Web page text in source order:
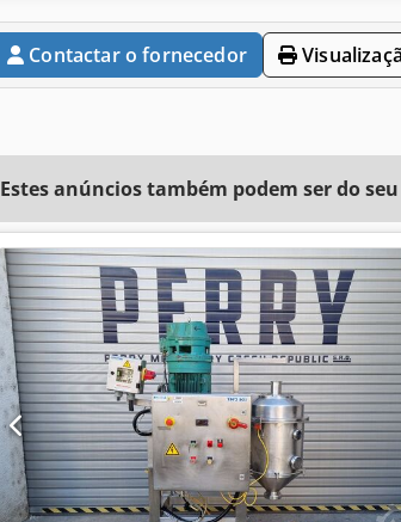
Contactar o fornecedor
Estes anúncios também podem ser do